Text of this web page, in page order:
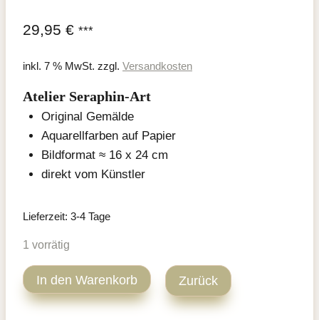
29,95 € ***
inkl. 7 % MwSt. zzgl. Versandkosten
Atelier Seraphin-Art
Original Gemälde
Aquarellfarben auf Papier
Bildformat ≈ 16 x 24 cm
direkt vom Künstler
Lieferzeit: 3-4 Tage
1 vorrätig
Tabby
Katze
In den Warenkorb Zurück